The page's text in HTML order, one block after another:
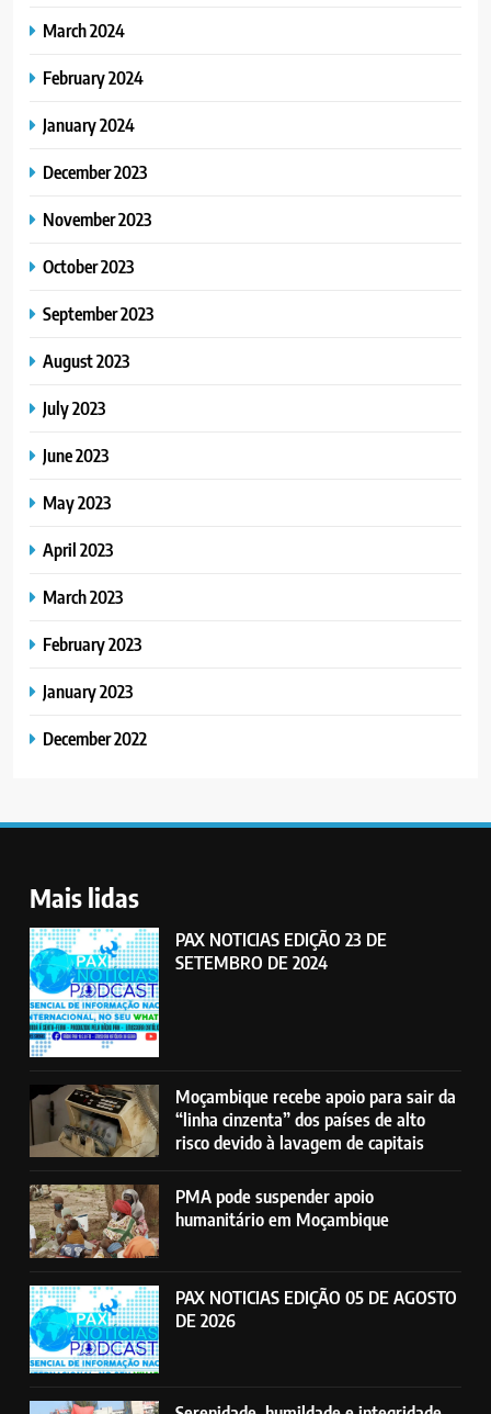
March 2024
February 2024
January 2024
December 2023
November 2023
October 2023
September 2023
August 2023
July 2023
June 2023
May 2023
April 2023
March 2023
February 2023
January 2023
December 2022
Mais lidas
PAX NOTICIAS EDIÇÃO 23 DE
SETEMBRO DE 2024
Moçambique recebe apoio para sair da
“linha cinzenta” dos países de alto
risco devido à lavagem de capitais
PMA pode suspender apoio
humanitário em Moçambique
PAX NOTICIAS EDIÇÃO 05 DE AGOSTO
DE 2026